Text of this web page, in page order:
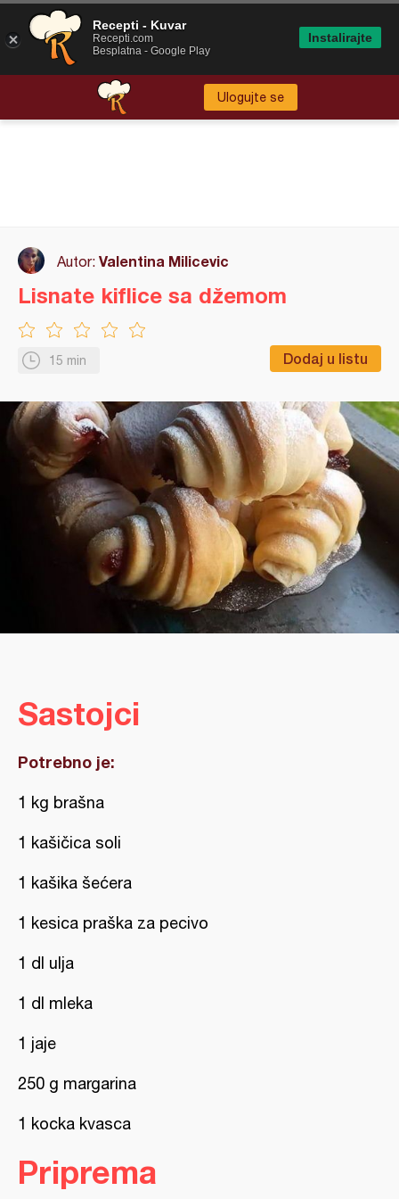
Ulogujte se
Autor: Valentina Milicevic
15 min Dodaj u listu
Lisnate kiflice sa džemom
Sastojci
Potrebno je:
1 kg brašna
1 kašičica soli
1 kašika šećera
1 kesica praška za pecivo
1 dl ulja
1 dl mleka
1 jaje
250 g margarina
1 kocka kvasca
Priprema
Recepti - Kuvar
Recepti.com
Besplatna - Google Play
Instalirajte